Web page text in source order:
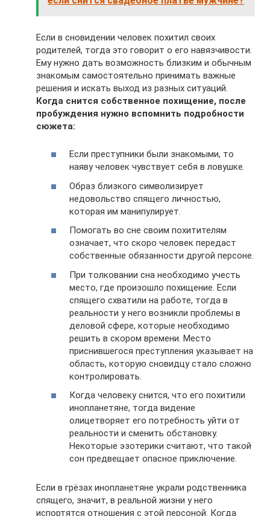
Если в сновидении человек похитил своих
родителей, тогда это говорит о его навязчивости.
Ему нужно дать возможность близким и обычным
знакомым самостоятельно принимать важные
решения и искать выход из разных ситуаций.
Когда снится собственное похищение, после
пробуждения нужно вспомнить подробности
сюжета:
Если преступники были знакомыми, то
наяву человек чувствует себя в ловушке.
Образ близкого символизирует
недовольство спящего личностью,
которая им манипулирует.
Помогать во сне своим похитителям
означает, что скоро человек передаст
собственные обязанности другой персоне.
При толковании сна необходимо учесть
место, где произошло похищение. Если
спящего схватили на работе, тогда в
реальности у него возникли проблемы в
деловой сфере, которые необходимо
решить в скором времени. Место
приснившегося преступления указывает на
область, которую сновидцу стало сложно
контролировать.
Когда человеку снится, что его похитили
инопланетяне, тогда видение
олицетворяет его потребность уйти от
реальности и сменить обстановку.
Некоторые эзотерики считают, что такой
сон предвещает опасное приключение.
Если в грёзах инопланетяне украли родственника
спящего, значит, в реальной жизни у него
испортятся отношения с этой персоной. Когда